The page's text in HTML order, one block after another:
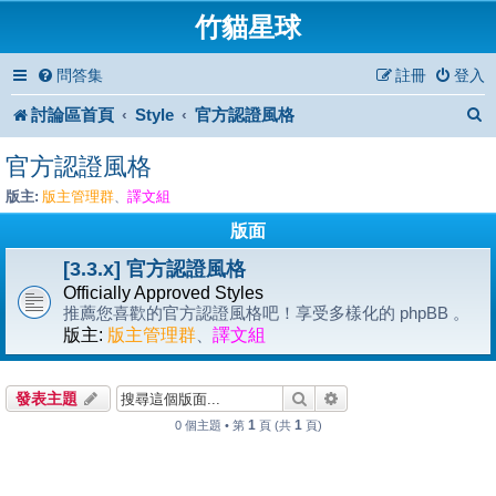
竹貓星球
問答集 登入
註冊
討論區首頁 Style 官方認證風格
官方認證風格
版主: 版主管理群、 譯文組
版面
[3.3.x] 官方認證風格
Officially Approved Styles
推薦您喜歡的官方認證風格吧！享受多樣化的 phpBB 。
版主: 版主管理群 譯文組
發表主題 搜尋
0 個主題 • 第 1 頁 (共 1 頁)